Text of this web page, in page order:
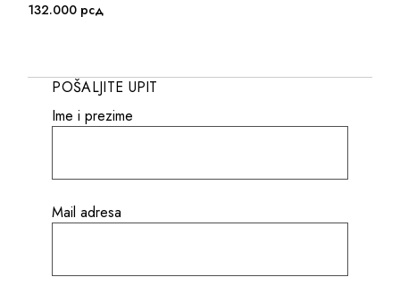
132.000 рсд
POŠALJITE UPIT
Ime i prezime
Mail adresa